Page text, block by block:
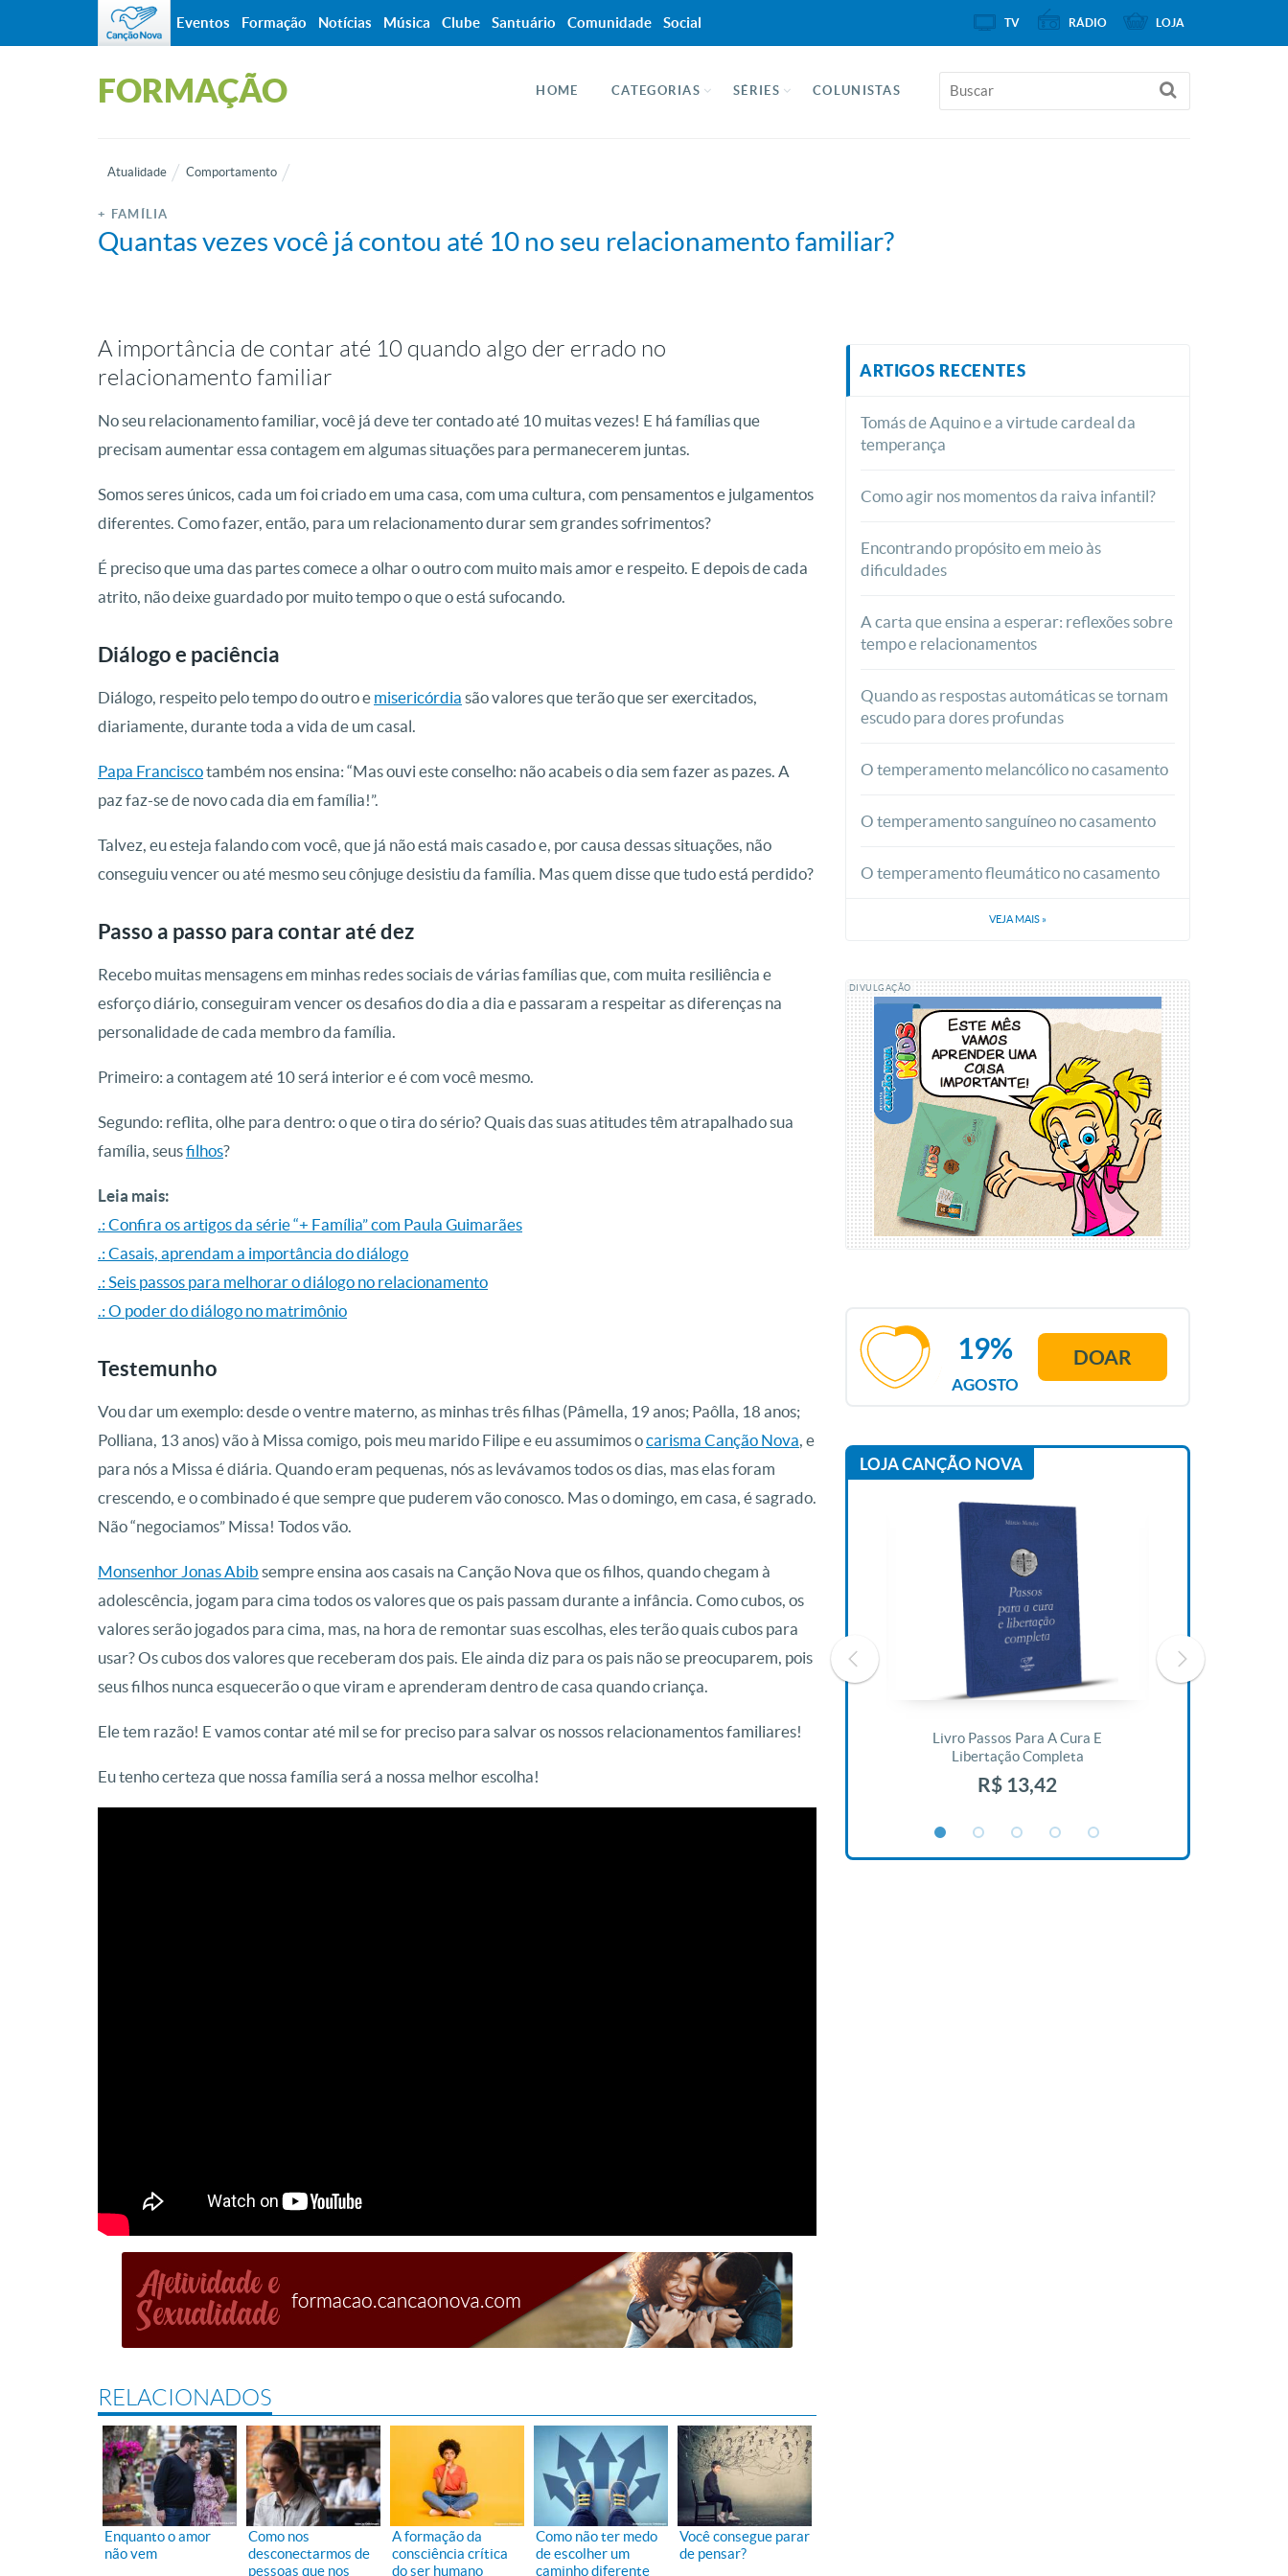
FORMAÇÃO HOME CATEGORIAS SÉRIES COLUNISTAS
Atualidade Comportamento
+ FAMÍLIA
Quantas vezes você já contou até 10 no seu relacionamento familiar?
A importância de contar até 10 quando algo der errado no
relacionamento familiar
No seu relacionamento familiar, você já deve ter contado até 10 muitas vezes! E há famílias que
precisam aumentar essa contagem em algumas situações para permanecerem juntas.
Somos seres únicos, cada um foi criado em uma casa, com uma cultura, com pensamentos e julgamentos
diferentes. Como fazer, então, para um relacionamento durar sem grandes sofrimentos?
É preciso que uma das partes comece a olhar o outro com muito mais amor e respeito. E depois de cada
atrito, não deixe guardado por muito tempo o que o está sufocando.
Diálogo e paciência
Diálogo, respeito pelo tempo do outro e misericórdia são valores que terão que ser exercitados,
diariamente, durante toda a vida de um casal.
Papa Franciscotambém nos ensina: “Mas ouvi este conselho: não acabeis o dia sem fazer as pazes. A
paz faz-se de novo cada dia em família!”.
Talvez, eu esteja falando com você, que já não está mais casado e, por causa dessas situações, não
conseguiu vencer ou até mesmo seu cônjuge desistiu da família. Mas quem disse que tudo está perdido?
Passo a passo para contar até dez
Recebo muitas mensagens em minhas redes sociais de várias famílias que, com muita resiliência e
esforço diário, conseguiram vencer os desafios do dia a dia e passaram a respeitar as diferenças na
personalidade de cada membro da família.
Primeiro: a contagem até 10 será interior e é com você mesmo.
Segundo: reflita, olhe para dentro: o que o tira do sério? Quais das suas atitudes têm atrapalhado sua
família, seusfilhos?
Leia mais:
.: Confira os artigos da série “+ Família” com Paula Guimarães
.: Casais, aprendam a importância do diálogo
.: Seis passos para melhorar o diálogo no relacionamento
.: O poder do diálogo no matrimônio
Testemunho
Vou dar um exemplo: desde o ventre materno, as minhas três filhas (Pâmella, 19 anos; Paôlla, 18 anos;
Polliana, 13 anos) vão à Missa comigo, pois meu marido Filipe e eu assumimos ocarisma Canção Nova, e
para nós a Missa é diária. Quando eram pequenas, nós as levávamos todos os dias, mas elas foram
crescendo, e o combinado é que sempre que puderem vão conosco. Mas o domingo, em casa, é sagrado.
Não “negociamos” Missa! Todos vão.
Monsenhor Jonas Abib sempre ensina aos casais na Canção Nova que os filhos, quando chegam à
adolescência, jogam para cima todos os valores que os pais passam durante a infância. Como cubos, os
valores serão jogados para cima, mas, na hora de remontar suas escolhas, eles terão quais cubos para
usar? Os cubos dos valores que receberam dos pais. Ele ainda diz para os pais não se preocuparem, pois
seus filhos nunca esquecerão o que viram e aprenderam dentro de casa quando criança.
Ele tem razão! E vamos contar até mil se for preciso para salvar os nossos relacionamentos familiares!
Eu tenho certeza que nossa família será a nossa melhor escolha!
RELACIONADOS
Enquanto o amor
não vem
Como nos
desconectarmos de
pessoas que nos
A formação da
consciência crítica
do ser humano
Como não ter medo
de escolher um
caminho diferente
Você consegue parar
de pensar?
ARTIGOS RECENTES
Tomás de Aquino e a virtude cardeal da
temperança
Como agir nos momentos da raiva infantil?
Encontrando propósito em meio às
dificuldades
A carta que ensina a esperar: reflexões sobre
tempo e relacionamentos
Quando as respostas automáticas se tornam
escudo para dores profundas
O temperamento melancólico no casamento
O temperamento sanguíneo no casamento
O temperamento fleumático no casamento
VEJA MAIS »
DIVULGAÇÃO
AGOSTO
19% DOAR
LOJA CANÇÃO NOVA
Livro O Padre: A História De
Livro Passos Para A Cura E
Libertação Completa
R$ 13,42
Eventos Formação Notícias Música Clube Santuário Comunidade Social TV RÁDIO LOJA